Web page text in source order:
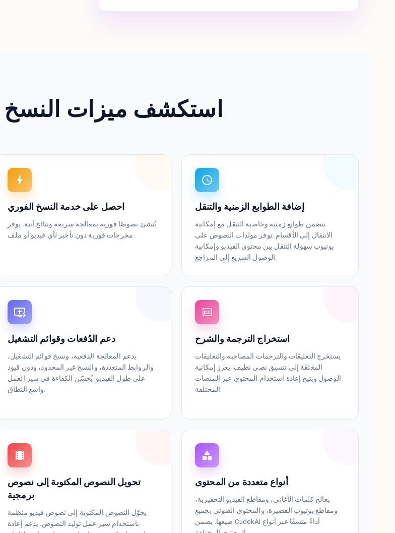
استكشف ميزات النسخ
احصل على خدمة النسخ الفوري
يُنشئ نصوصًا فورية بمعالجة سريعة ونتائج آنية. يوفر
إضافة الطوابع الزمنية والتنقل
يتضمن طوابع زمنية وخاصية التنقل مع إمكانية
الانتقال إلى الأقسام. توفر مولدات النصوص على
يوتيوب سهولة التنقل بين محتوى الفيديو وإمكانية
دعم الدُفعات وقوائم التشغيل
يدعم المعالجة الدفعية، ونسخ قوائم التشغيل،
والروابط المتعددة، والنسخ غير المحدود، ودون قيود
على طول الفيديو. يُحسّن الكفاءة في سير العمل
استخراج الترجمة والشرح
يستخرج التعليقات والترجمات المصاحبة والتعليقات
المغلقة إلى تنسيق نصي نظيف. يعزز إمكانية
الوصول ويتيح إعادة استخدام المحتوى عبر المنصات
تحويل النصوص المكتوبة إلى نصوص
برمجية
يحوّل النصوص المكتوبة إلى نصوص فيديو منظمة
باستخدام سير عمل توليد النصوص. يدعم إعادة
أنواع متعددة من المحتوى
يعالج كلمات الأغاني، ومقاطع الفيديو التحفيزية،
ومقاطع يوتيوب القصيرة، والمحتوى الصوتي بجميع
صيغها. يضمن CudekAI أداءً متسقًا عبر أنواع